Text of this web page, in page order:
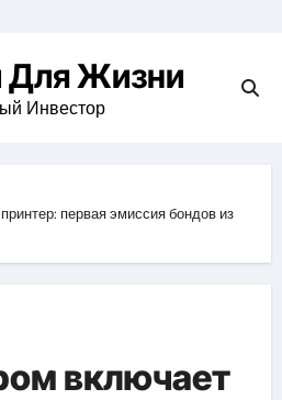
Для Жизни
Инвестор
первая эмиссия бондов из
включает